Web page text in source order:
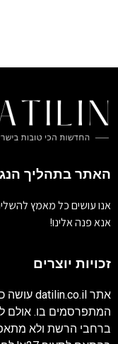
האתר בתהליך
אנו עושים כל מאמץ
אנא פנה אלינו!
זכויות יוצרים
אתר datilin.co.il עושה
המתפרסמים בו. אולם
ברחבי הרשת ולא